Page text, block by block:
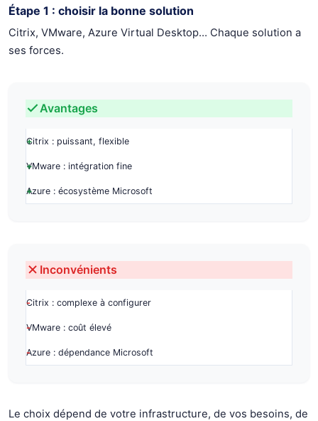
Étape 1 : choisir la bonne solution
Citrix, VMware, Azure Virtual Desktop… Chaque solution a
ses forces.
Avantages
Citrix : puissant, flexible
VMware : intégration fine
Azure : écosystème Microsoft
Inconvénients
Citrix : complexe à configurer
VMware : coût élevé
Azure : dépendance Microsoft
Le choix dépend de votre infrastructure, de vos besoins, de